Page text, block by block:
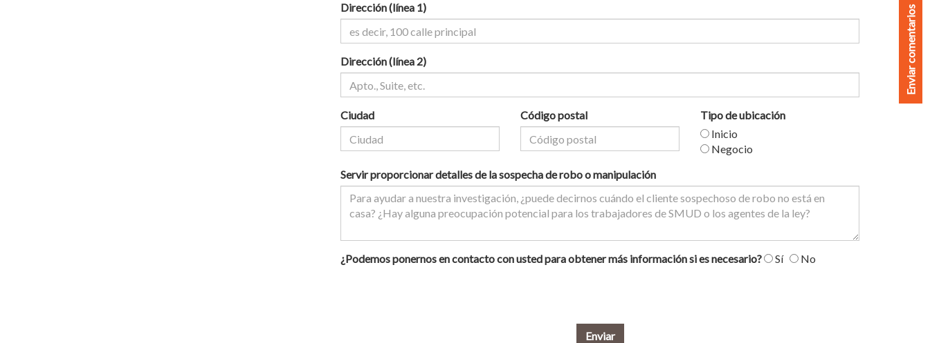
Dirección (línea 1)
Dirección (línea 2)
Ciudad Código postal
Tipo de ubicación
Inicio
Negocio
Servir proporcionar detalles de la sospecha de robo o manipulación
¿Podemos ponernos en contacto con usted para obtener más información si es necesario? Sí No
Enviar
Enviar comentarios